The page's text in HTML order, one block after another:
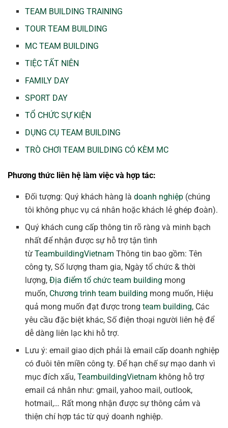
TEAM BUILDING TRAINING
TOUR TEAM BUILDING
MC TEAM BUILDING
TIỆC TẤT NIÊN
FAMILY DAY
SPORT DAY
TỔ CHỨC SỰ KIỆN
DỤNG CỤ TEAM BUILDING
TRÒ CHƠI TEAM BUILDING CÓ KÈM MC
Phương thức liên hệ làm việc và hợp tác:
Đối tượng: Quý khách hàng làdoanh nghiệp (chúng
tôi không phục vụ cá nhân hoặc khách lẻ ghép đoàn).
Quý khách cung cấp thông tin rõ ràng và minh bạch
nhất để nhận được sự hỗ trợ tận tình
từTeambuildingVietnam Thông tin bao gồm: Tên
công ty, Số lượng tham gia, Ngày tổ chức & thời
lượng,Địa điểm tổ chức team building mong
muốn, Chương trình team building mong muốn, Hiệu
quả mong muốn đạt được trongteam building, Các
yêu cầu đặc biệt khác, Số điện thoại người liên hệ để
dễ dàng liên lạc khi hỗ trợ.
Lưu ý: email giao dịch phải là email cấp doanh nghiệp
có đuôi tên miền công ty. Để hạn chế sự mạo danh vì
mục đích xấu,TeambuildingVietnam không hỗ trợ
email cá nhân như: gmail, yahoo mail, outlook,
hotmail,… Rất mong nhận được sự thông cảm và
thiện chí hợp tác từ quý doanh nghiệp.